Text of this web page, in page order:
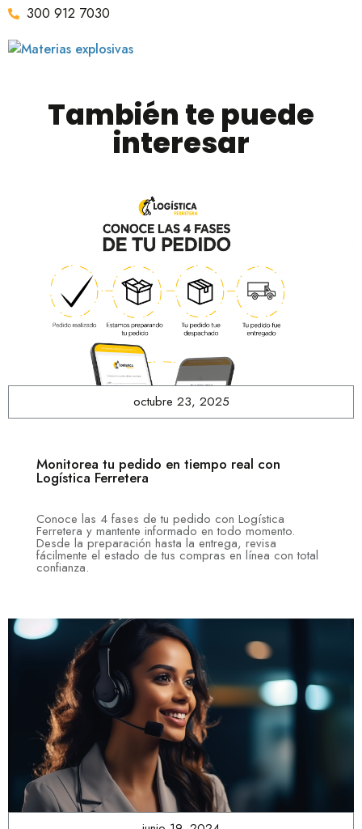
300 912 7030
También te puede
interesar
octubre 23, 2025
Monitorea tu pedido en tiempo real con
Logística Ferretera
Conoce las 4 fases de tu pedido con Logística
Ferretera y mantente informado en todo momento.
Desde la preparación hasta la entrega, revisa
fácilmente el estado de tus compras en línea con total
confianza.